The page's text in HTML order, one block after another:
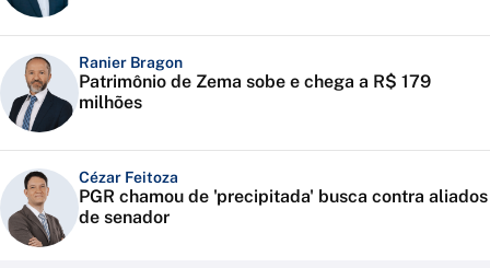
Ranier Bragon
Patrimônio de Zema sobe e chega a R$ 179
milhões
Cézar Feitoza
PGR chamou de 'precipitada' busca contra aliados
de senador